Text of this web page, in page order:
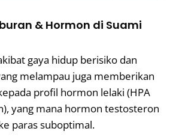
& Hormon di Suami
gaya hidup berisiko dan
melampau juga memberikan
profil hormon lelaki (HPA
yang mana hormon testosteron
paras suboptimal.